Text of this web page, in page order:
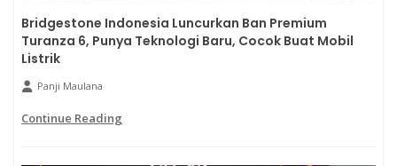
Bridgestone Indonesia Luncurkan Ban Premium
Turanza 6, Punya Teknologi Baru, Cocok Buat Mobil
Listrik
Panji Maulana
Continue Reading